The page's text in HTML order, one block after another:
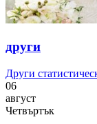
други
Други
06
август
Четвъртък